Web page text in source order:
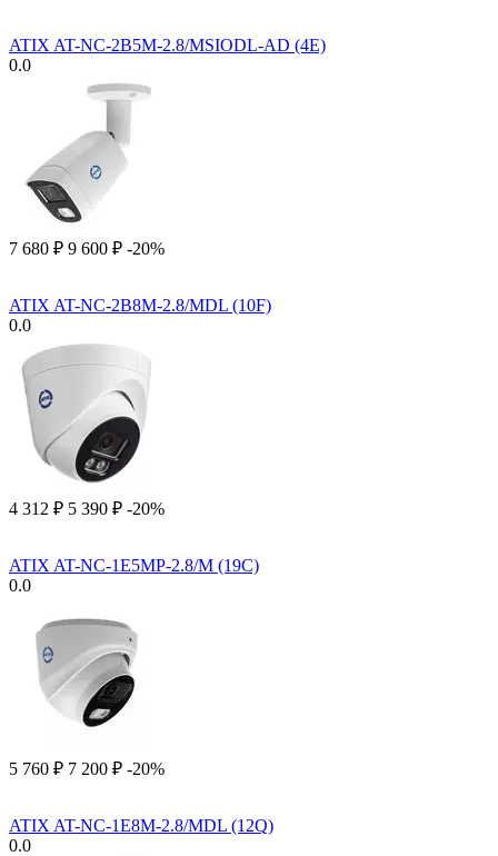
ATIX AT-NC-2B5M-2.8/MSIODL-AD (4E)
0.0
7 680 ₽ 9 600 ₽ -20%
ATIX AT-NC-2B8M-2.8/MDL (10F)
0.0
4 312 ₽ 5 390 ₽ -20%
ATIX AT-NC-1E5MP-2.8/M (19C)
0.0
5 760 ₽ 7 200 ₽ -20%
ATIX AT-NC-1E8M-2.8/MDL (12Q)
0.0